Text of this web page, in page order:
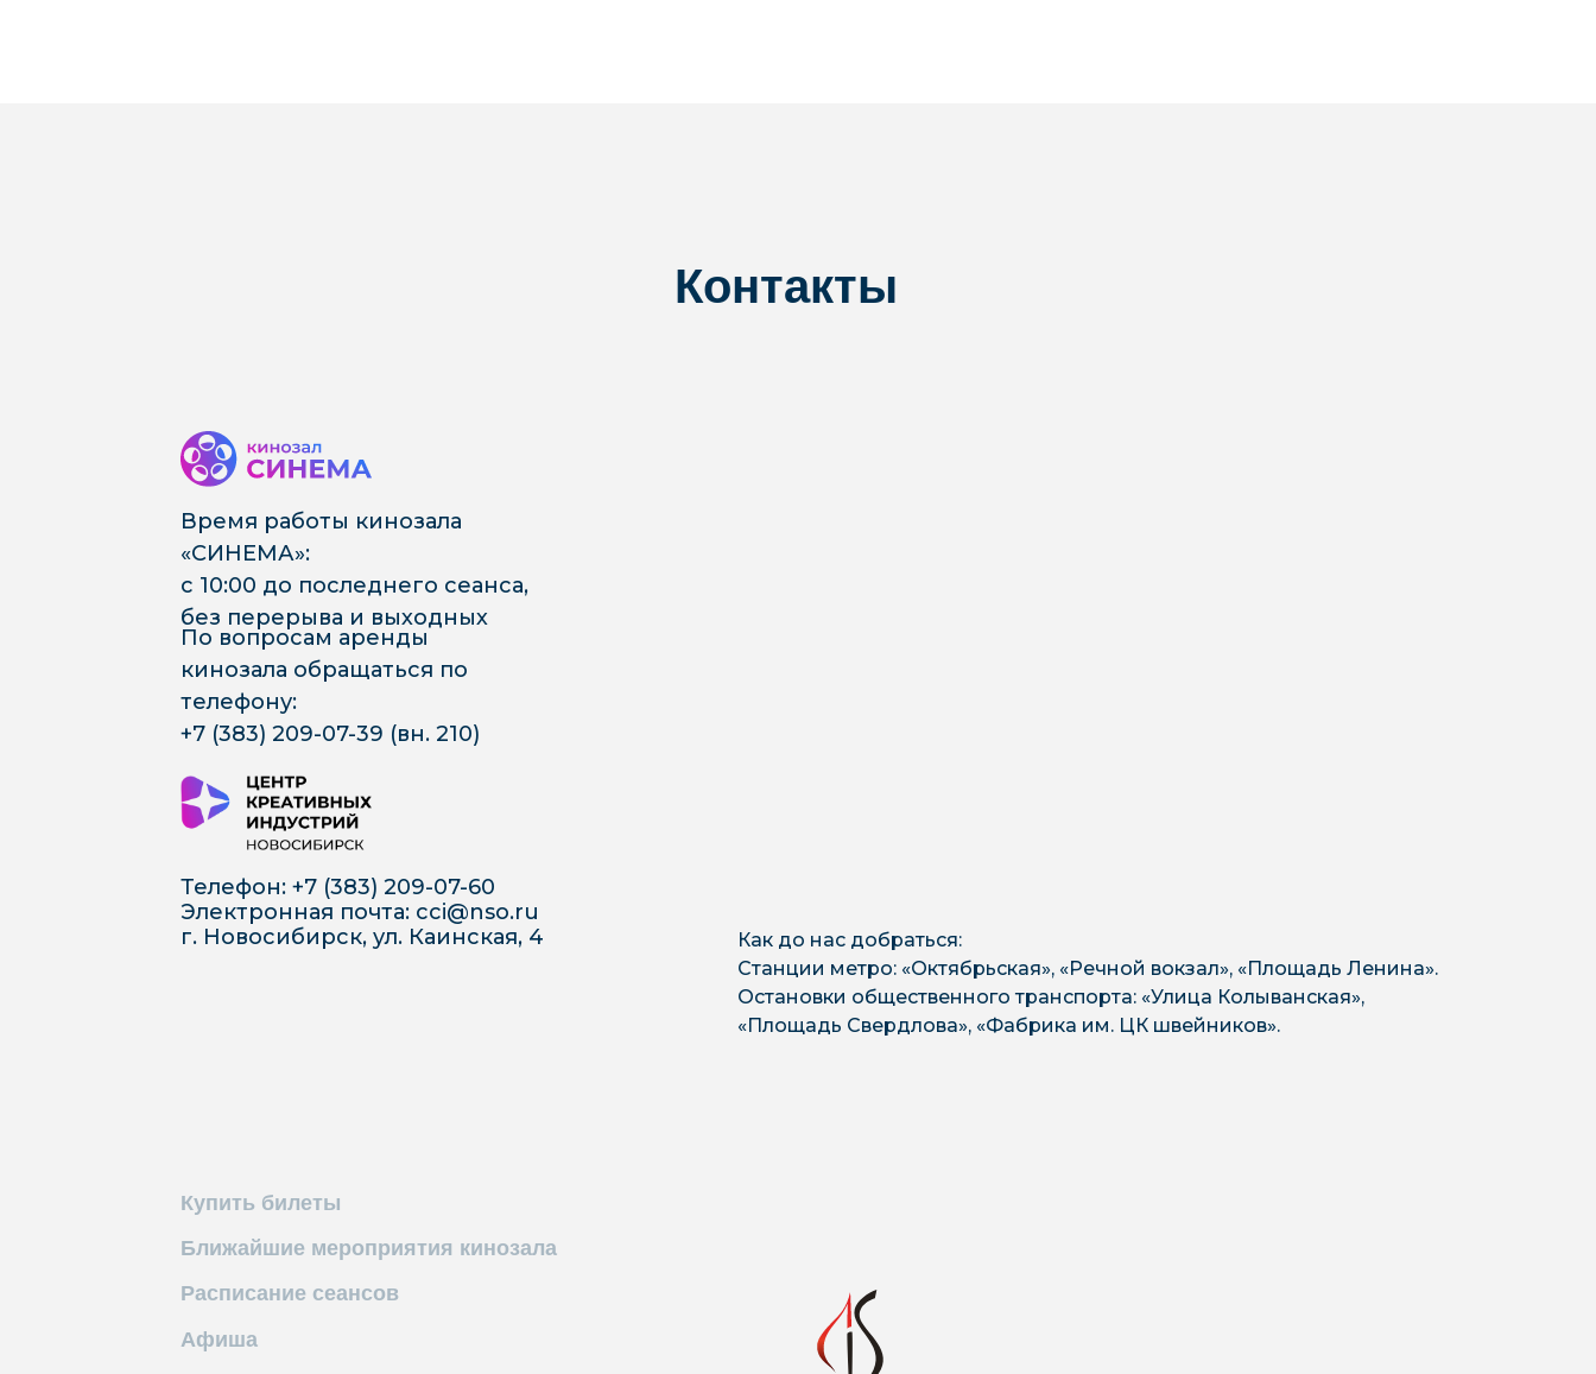
Афиша
Расписание сеансов
Ближайшие мероприятия кинозала
Купить билеты
Как до нас добраться:
Станции метро: «Октябрьская», «Речной вокзал», «Площадь Ленина».
Остановки общественного транспорта: «Улица Колыванская»,
«Площадь Свердлова», «Фабрика им. ЦК швейников».
Телефон: +7 (383) 209-07-60
Электронная почта: cci@nso.ru
г. Новосибирск, ул. Каинская, 4
Контакты
Время работы кинозала
«СИНЕМА»:
с 10:00 до последнего сеанса,
без перерыва и выходных
По вопросам аренды
кинозала обращаться по
телефону:
+7 (383) 209-07-39 (вн. 210)